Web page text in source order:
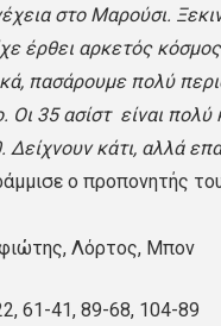
στο Μαρούσι.
έρθει αρκετός
πασάρουμε πολύ
Οι 35 ασίστ είναι
κάτι, αλλά
ο προπονητής
Λόρτος, Μπον
61-41, 89-68, 104-89